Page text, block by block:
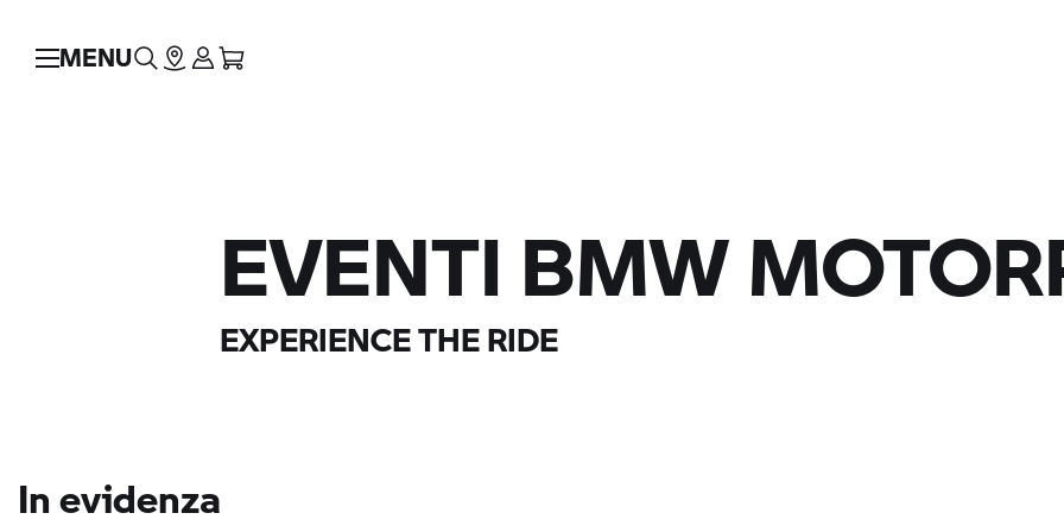
MENU
EVENTI BMW
EXPERIENCE THE RIDE
In evidenza